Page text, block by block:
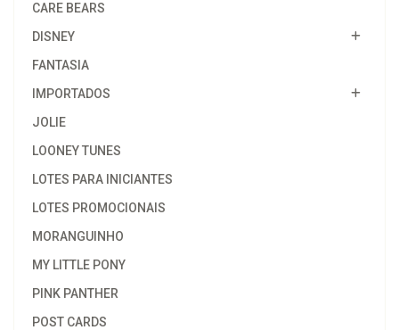
CARE BEARS
DISNEY
FANTASIA
IMPORTADOS
JOLIE
LOONEY TUNES
LOTES PARA INICIANTES
LOTES PROMOCIONAIS
MORANGUINHO
MY LITTLE PONY
PINK PANTHER
POST CARDS